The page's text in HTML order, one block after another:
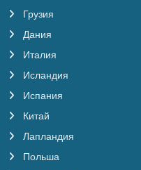
Грузия
Дания
Италия
Исландия
Испания
Китай
Лапландия
Польша